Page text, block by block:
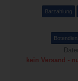
Barzahlung
kein Versand -